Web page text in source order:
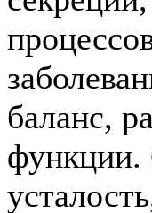
баланс,
функции.